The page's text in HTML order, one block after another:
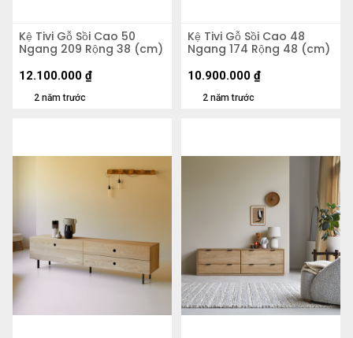
Kệ Tivi Gỗ Sồi Cao 50
Ngang 209 Rộng 38 (cm)
2 năm trước
12.100.000 ₫
Kệ Tivi Gỗ Sồi Cao 48
Ngang 174 Rộng 48 (cm)
2 năm trước
10.900.000 ₫